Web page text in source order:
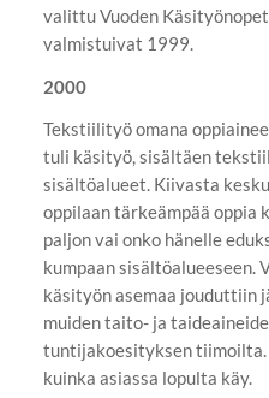
valittu Vuoden
valmistuivat 1999.
2000
Tekstiilityö omana
tuli käsityö, sisältäen
sisältöalueet. Kiivasta
oppilaan tärkeämpää oppia
paljon vai onko hänelle
kumpaan sisältöalueeseen.
käsityön asemaa jouduttiin
muiden taito- ja
tuntijakoesityksen tiimoilta.
kuinka asiassa lopulta käy.